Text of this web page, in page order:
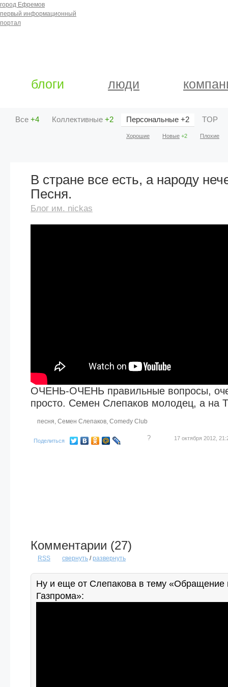
город Ефремов
первый информационный
портал
блоги люди
Все +4 Коллективные +2 Персональные +2
Хорошие Новые +2 Плохие
TOP
В стране все есть, а народу
Песня.
Блог им. nickas
ОЧЕНЬ-ОЧЕНЬ правильные вопросы,
просто. Семен Слепаков молодец, а на
песня, Семен Слепаков, Comedy Club
Поделиться ? 17 октября 2012,
Комментарии (27)
RSS свернуть /развернуть
Ну и еще от Слепакова в тему «Обращение
Газпрома»: